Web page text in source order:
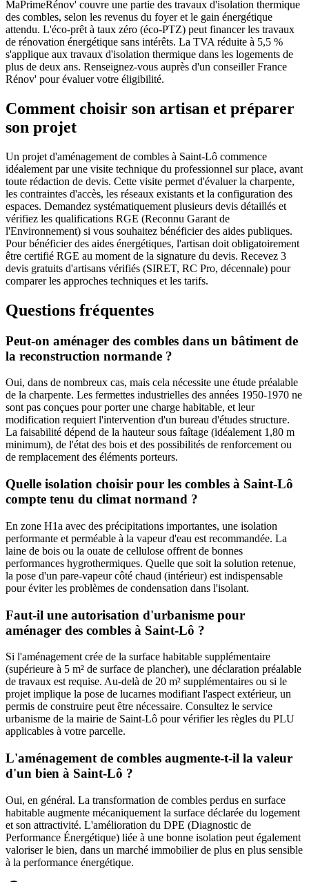
MaPrimeRénov' couvre une partie des travaux d'isolation thermique
des combles, selon les revenus du foyer et le gain énergétique
attendu. L'éco-prêt à taux zéro (éco-PTZ) peut financer les travaux
de rénovation énergétique sans intérêts. La TVA réduite à 5,5 %
s'applique aux travaux d'isolation thermique dans les logements de
plus de deux ans. Renseignez-vous auprès d'un conseiller France
Rénov' pour évaluer votre éligibilité.
Comment choisir son artisan et préparer
son projet
Un projet d'aménagement de combles à Saint-Lô commence
idéalement par une visite technique du professionnel sur place, avant
toute rédaction de devis. Cette visite permet d'évaluer la charpente,
les contraintes d'accès, les réseaux existants et la configuration des
espaces. Demandez systématiquement plusieurs devis détaillés et
vérifiez les qualifications RGE (Reconnu Garant de
l'Environnement) si vous souhaitez bénéficier des aides publiques.
Pour bénéficier des aides énergétiques, l'artisan doit obligatoirement
être certifié RGE au moment de la signature du devis. Recevez 3
devis gratuits d'artisans vérifiés (SIRET, RC Pro, décennale) pour
comparer les approches techniques et les tarifs.
Questions fréquentes
Peut-on aménager des combles dans un bâtiment de
la reconstruction normande ?
Oui, dans de nombreux cas, mais cela nécessite une étude préalable
de la charpente. Les fermettes industrielles des années 1950-1970 ne
sont pas conçues pour porter une charge habitable, et leur
modification requiert l'intervention d'un bureau d'études structure.
La faisabilité dépend de la hauteur sous faîtage (idéalement 1,80 m
minimum), de l'état des bois et des possibilités de renforcement ou
de remplacement des éléments porteurs.
Quelle isolation choisir pour les combles à Saint-Lô
compte tenu du climat normand ?
En zone H1a avec des précipitations importantes, une isolation
performante et perméable à la vapeur d'eau est recommandée. La
laine de bois ou la ouate de cellulose offrent de bonnes
performances hygrothermiques. Quelle que soit la solution retenue,
la pose d'un pare-vapeur côté chaud (intérieur) est indispensable
pour éviter les problèmes de condensation dans l'isolant.
Faut-il une autorisation d'urbanisme pour
aménager des combles à Saint-Lô ?
Si l'aménagement crée de la surface habitable supplémentaire
(supérieure à 5 m² de surface de plancher), une déclaration préalable
de travaux est requise. Au-delà de 20 m² supplémentaires ou si le
projet implique la pose de lucarnes modifiant l'aspect extérieur, un
permis de construire peut être nécessaire. Consultez le service
urbanisme de la mairie de Saint-Lô pour vérifier les règles du PLU
applicables à votre parcelle.
L'aménagement de combles augmente-t-il la valeur
d'un bien à Saint-Lô ?
Oui, en général. La transformation de combles perdus en surface
habitable augmente mécaniquement la surface déclarée du logement
et son attractivité. L'amélioration du DPE (Diagnostic de
Performance Énergétique) liée à une bonne isolation peut également
valoriser le bien, dans un marché immobilier de plus en plus sensible
à la performance énergétique.